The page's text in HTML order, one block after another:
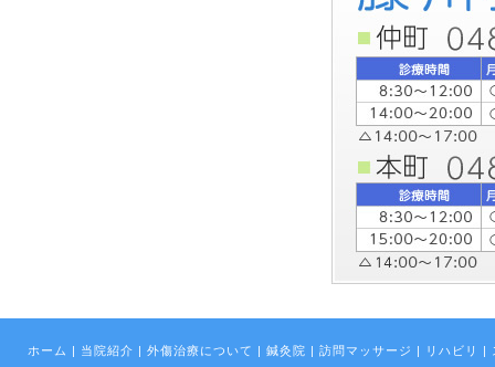
ホーム | 当院紹介 | 外傷治療について | 鍼灸院 | 訪問マッサージ | リハビリ |